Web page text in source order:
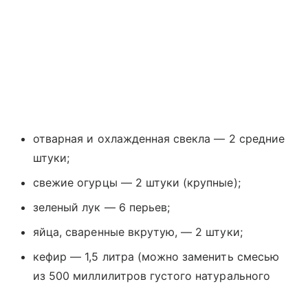
отварная и охлажденная свекла — 2 средние
штуки;
свежие огурцы — 2 штуки (крупные);
зеленый лук — 6 перьев;
яйца, сваренные вкрутую, — 2 штуки;
кефир — 1,5 литра (можно заменить смесью
из 500 миллилитров густого натурального